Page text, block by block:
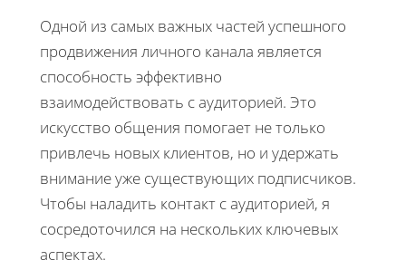
Одной из самых важных частей успешного
продвижения личного канала является
способность эффективно
взаимодействовать с аудиторией. Это
искусство общения помогает не только
привлечь новых клиентов, но и удержать
внимание уже существующих подписчиков.
Чтобы наладить контакт с аудиторией, я
сосредоточился на нескольких ключевых
аспектах.